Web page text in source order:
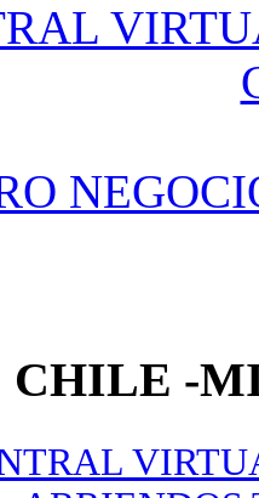
CHILE -